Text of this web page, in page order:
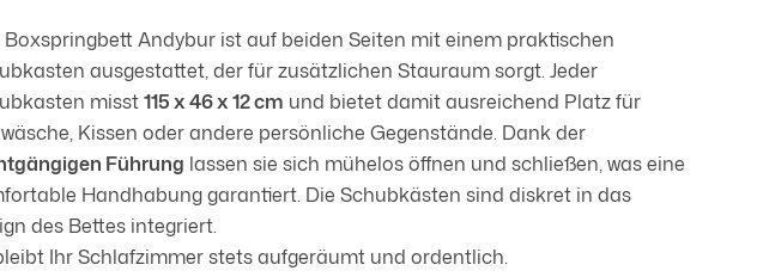
Boxspringbett Andybur ist auf beiden Seiten mit einem praktischen
ausgestattet, der für zusätzlichen Stauraum sorgt. Jeder
misst115 x 46 x 12 cm und bietet damit ausreichend Platz für
Kissen oder andere persönliche Gegenstände. Dank der
Führung lassen sie sich mühelos öffnen und schließen, was eine
Handhabung garantiert. Die Schubkästen sind diskret in das
des Bettes integriert.
Ihr Schlafzimmer stets aufgeräumt und ordentlich.